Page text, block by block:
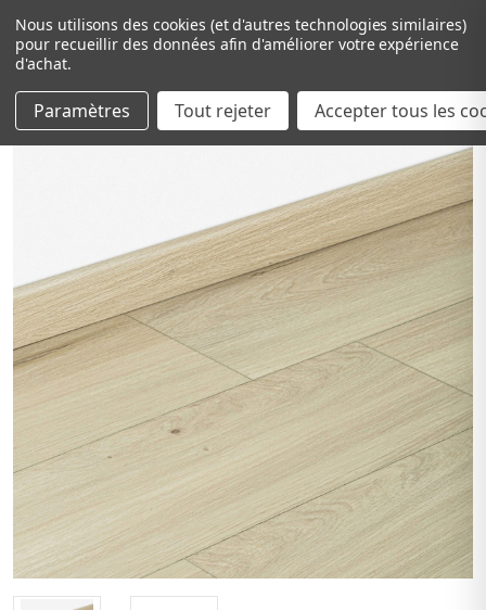
Passer au contenu principal
Nous utilisons des cookies (et d'autres technologies similaires)
pour recueillir des données afin d'améliorer votre expérience
d'achat.
Paramètres Tout rejeter Accepter tous les